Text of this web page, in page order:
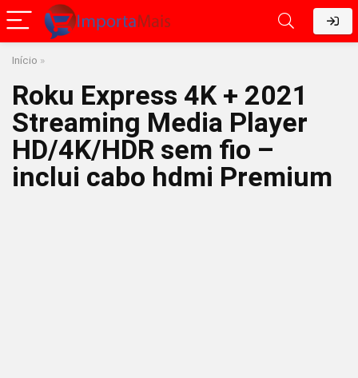
Início »
Roku Express 4K + 2021
Streaming Media Player
HD/4K/HDR sem fio –
inclui cabo hdmi Premium